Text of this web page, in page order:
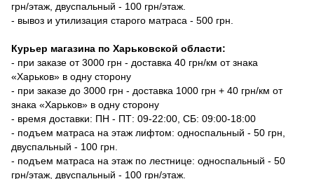
грн/этаж, двуспальный - 100 грн/этаж.
- вывоз и утилизация старого матраса - 500 грн.
Курьер магазина по Харьковской области:
- при заказе от 3000 грн - доставка 40 грн/км от знака
«Харьков» в одну сторону
- при заказе до 3000 грн - доставка 1000 грн + 40 грн/км от
знака «Харьков» в одну сторону
- время доставки: ПН - ПТ: 09-22:00, СБ: 09:00-18:00
- подъем матраса на этаж лифтом: односпальный - 50 грн,
двуспальный - 100 грн.
- подъем матраса на этаж по лестнице: односпальный - 50
грн/этаж, двуспальный - 100 грн/этаж.